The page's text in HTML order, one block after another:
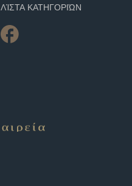
ΛΊΣΤΑ ΚΑΤΗΓΟΡΙΏΝ